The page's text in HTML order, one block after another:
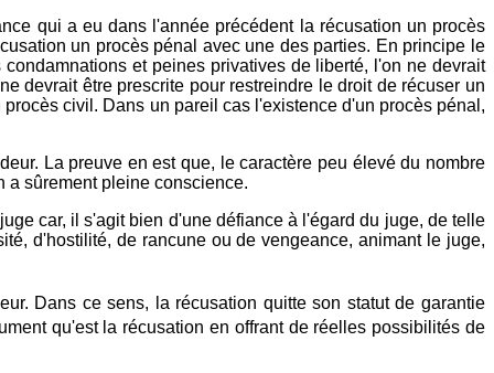
qui a eu dans l'année précédent la récusation un procès
un procès pénal avec une des parties. En principe le
et peines privatives de liberté, l'on ne devrait
devrait être prescrite pour restreindre le droit de récuser un
civil. Dans un pareil cas l'existence d'un procès pénal,
La preuve en est que, le caractère peu élevé du nombre
a sûrement pleine conscience.
car, il s'agit bien d'une défiance à l'égard du juge, de telle
d'hostilité, de rancune ou de vengeance, animant le juge,
Dans ce sens, la récusation quitte son statut de garantie
qu'est la récusation en offrant de réelles possibilités de